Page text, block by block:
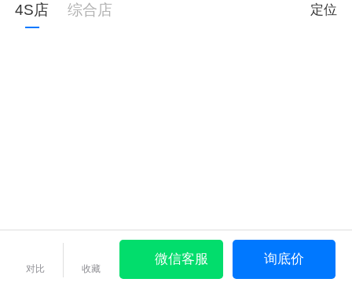
4S店 综合店 定位
对比 收藏
微信客服 询底价